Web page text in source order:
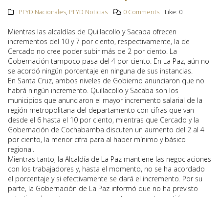
PFYD Nacionales, PFYD Noticias 0 Comments Like: 0
Mientras las alcaldías de Quillacollo y Sacaba ofrecen
incrementos del 10 y 7 por ciento, respectivamente, la de
Cercado no cree poder subir más de 2 por ciento. La
Gobernación tampoco pasa del 4 por ciento. En La Paz, aún no
se acordó ningún porcentaje en ninguna de sus instancias.
En Santa Cruz, ambos niveles de Gobierno anunciaron que no
habrá ningún incremento. Quillacollo y Sacaba son los
municipios que anunciaron el mayor incremento salarial de la
región metropolitana del departamento con cifras que van
desde el 6 hasta el 10 por ciento, mientras que Cercado y la
Gobernación de Cochabamba discuten un aumento del 2 al 4
por ciento, la menor cifra para al haber mínimo y básico
regional.
Mientras tanto, la Alcaldía de La Paz mantiene las negociaciones
con los trabajadores y, hasta el momento, no se ha acordado
el porcentaje y si efectivamente se dará el incremento. Por su
parte, la Gobernación de La Paz informó que no ha previsto